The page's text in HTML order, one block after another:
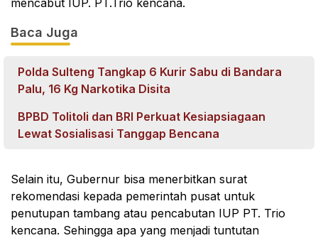
mencabut IUP. PT.Trio kencana.
Baca Juga
Polda Sulteng Tangkap 6 Kurir Sabu di Bandara
Palu, 16 Kg Narkotika Disita
BPBD Tolitoli dan BRI Perkuat Kesiapsiagaan
Lewat Sosialisasi Tanggap Bencana
Selain itu, Gubernur bisa menerbitkan surat
rekomendasi kepada pemerintah pusat untuk
penutupan tambang atau pencabutan IUP PT. Trio
kencana. Sehingga apa yang menjadi tuntutan